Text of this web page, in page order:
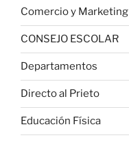
Comercio y Marketing
CONSEJO ESCOLAR
Departamentos
Directo al Prieto
Educación Física